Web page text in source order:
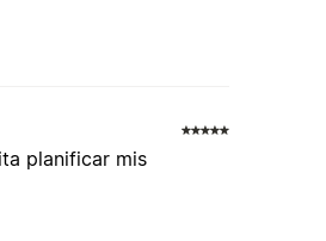
planificar mis